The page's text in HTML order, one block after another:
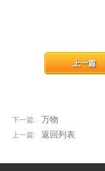
下一篇: 万物
上一篇: 返回列表
上一篇